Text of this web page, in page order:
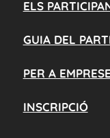
ELS
GUIA DEL
PER A
INSCRIPCIÓ